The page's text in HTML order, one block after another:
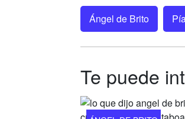
Ángel de Brito
Te puede